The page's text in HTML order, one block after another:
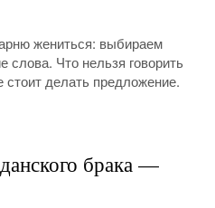
жениться: выбираем
Что нельзя говорить
стоит делать предложение.
брака —